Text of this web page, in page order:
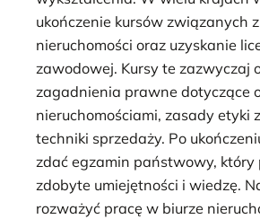
ukończenie kursów związanych
nieruchomości oraz uzyskanie
zawodowej. Kursy te zazwyczaj
zagadnienia prawne dotyczące
nieruchomościami, zasady etyki
techniki sprzedaży. Po
zdać egzamin państwowy, który
zdobyte umiejętności i wiedzę.
rozważyć pracę w biurze